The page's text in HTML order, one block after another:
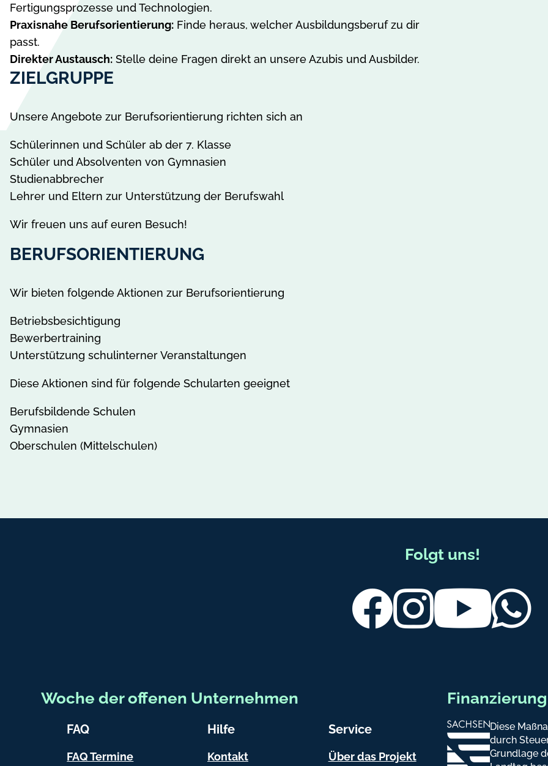
Fertigungsprozesse und Technologien.
Praxisnahe Berufsorientierung: Finde heraus, welcher Ausbildungsberuf zu dir
passt.
Direkter Austausch: Stelle deine Fragen direkt an unsere Azubis und Ausbilder.
ZIELGRUPPE
Unsere Angebote zur Berufsorientierung richten sich an
Schülerinnen und Schüler ab der 7. Klasse
Schüler und Absolventen von Gymnasien
Studienabbrecher
Lehrer und Eltern zur Unterstützung der Berufswahl
Wir freuen uns auf euren Besuch!
BERUFSORIENTIERUNG
Wir bieten folgende Aktionen zur Berufsorientierung
Betriebsbesichtigung
Bewerbertraining
Unterstützung schulinterner Veranstaltungen
Diese Aktionen sind für folgende Schularten geeignet
Berufsbildende Schulen
Gymnasien
Oberschulen (Mittelschulen)
Folgt uns!
FacebookInstagram Youtube
Woche der offenen Unternehmen
FAQ
FAQ Termine
Hilfe
Kontakt
Service
Über das Projekt
Finanzierung
Diese
durch
Grundlage